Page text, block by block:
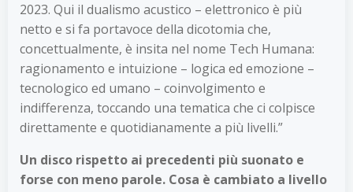
2023. Qui il dualismo acustico – elettronico è più
netto e si fa portavoce della dicotomia che,
concettualmente, è insita nel nome Tech Humana:
ragionamento e intuizione – logica ed emozione –
tecnologico ed umano – coinvolgimento e
indifferenza, toccando una tematica che ci colpisce
direttamente e quotidianamente a più livelli.”
Un disco rispetto ai precedenti più suonato e
forse con meno parole. Cosa è cambiato a livello